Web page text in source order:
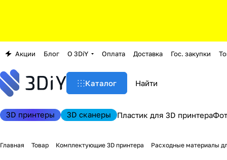
Акции Блог О 3DiY Оплата Доставка Гос. закупки
Каталог
3D принтеры 3D сканеры Пластик для 3D принтера
Главная Товар Комплектующие 3D принтера Расходные материалы